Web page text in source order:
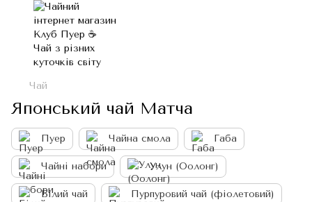
Чай
Японський чай Матча
Пуер Чайна смола Габа
Чайні набори Улун (Оолонг)
Білий чай Пурпуровий чай (фіолетовий)